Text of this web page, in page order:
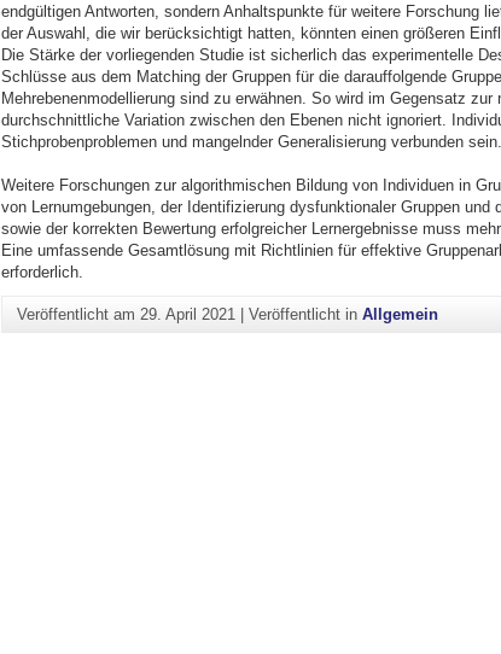
endgültigen Antworten, sondern Anhaltspunkte für weitere Forschung
der Auswahl, die wir berücksichtigt hatten, könnten einen größeren
Die Stärke der vorliegenden Studie ist sicherlich das experimentelle
Schlüsse aus dem Matching der Gruppen für die darauffolgende
Mehrebenenmodellierung sind zu erwähnen. So wird im Gegensatz zur
durchschnittliche Variation zwischen den Ebenen nicht ignoriert.
Stichprobenproblemen und mangelnder Generalisierung verbunden sein.
Weitere Forschungen zur algorithmischen Bildung von Individuen in
von Lernumgebungen, der Identifizierung dysfunktionaler Gruppen und
sowie der korrekten Bewertung erfolgreicher Lernergebnisse muss
Eine umfassende Gesamtlösung mit Richtlinien für effektive
erforderlich.
Veröffentlicht am29. April 2021 |Veröffentlicht inAllgemein